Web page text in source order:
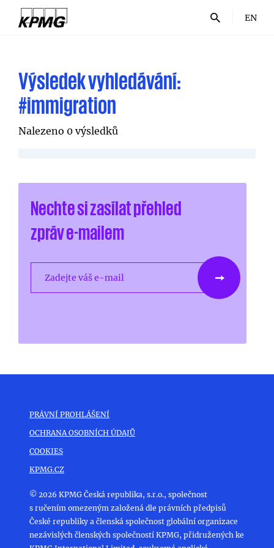
EN
Výsledek vyhledávání:
#immigration
Nalezeno 0 výsledků
Nechte si zasílat přehled
zpráv e-mailem
Zadejte váš e-mail
PRÁVNÍ PROHLÁŠENÍ
OCHRANA OSOBNÍCH ÚDAJŮ
COOKIES
KPMG.CZ
© 2026 KPMG Česká republika, s.r.o., společnost
s ručením omezeným založená dle právních předpisů
České republiky a členská společnost globální organizace
nezávislých členských společností KPMG, přidružených ke